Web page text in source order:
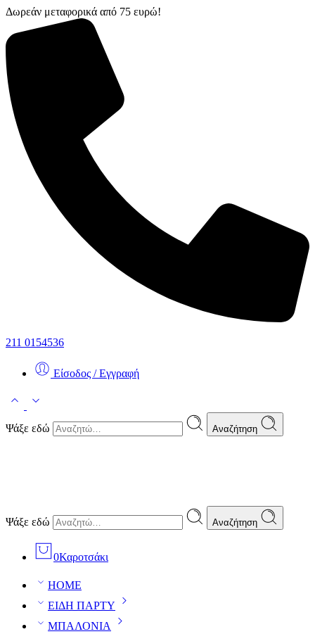
Δωρεάν μεταφορικά από 75 ευρώ!
211 0154536
Είσοδος / Εγγραφή
Ψάξε εδώ Αναζήτηση
Ψάξε εδώ Αναζήτηση
0Καροτσάκι
HOME
ΕΙΔΗ ΠΑΡΤΥ
ΜΠΑΛΟΝΙΑ